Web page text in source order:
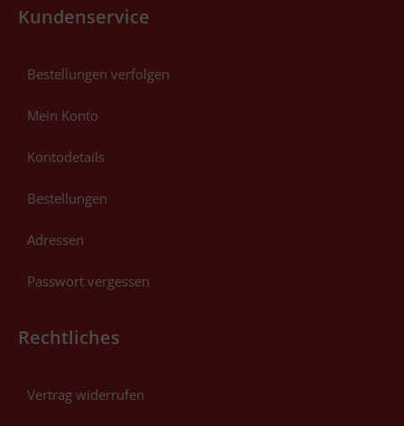
Kundenservice
Bestellungen verfolgen
Mein Konto
Kontodetails
Bestellungen
Adressen
Passwort vergessen
Rechtliches
Vertrag widerrufen